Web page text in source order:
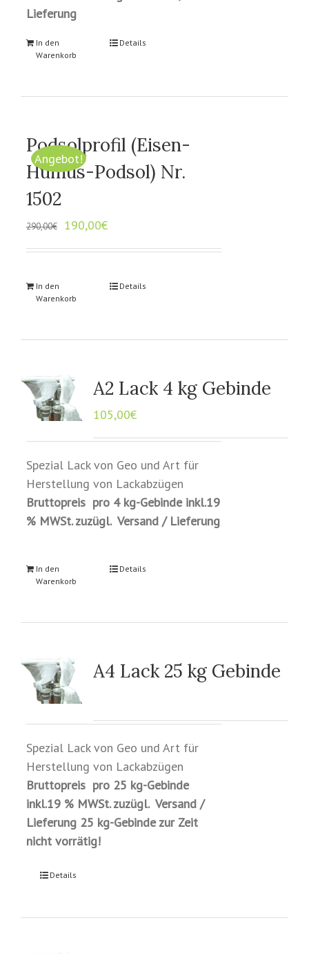
Lieferung
In den
Warenkorb
Details
Angebot!
Podsolprofil (Eisen-
Humus-Podsol) Nr.
1502
290,00€ 190,00€
In den
Warenkorb
Details
A2 Lack 4 kg Gebinde
105,00€
Spezial Lack von Geo und Art für
Herstellung von Lackabzügen
Bruttopreis pro 4 kg-Gebinde inkl.19
% MWSt. zuzügl. Versand / Lieferung
In den
Warenkorb
Details
A4 Lack 25 kg Gebinde
Spezial Lack von Geo und Art für
Herstellung von Lackabzügen
Bruttopreis pro 25 kg-Gebinde
inkl.19 % MWSt. zuzügl. Versand /
Lieferung 25 kg-Gebinde zur Zeit
nicht vorrätig!
Details